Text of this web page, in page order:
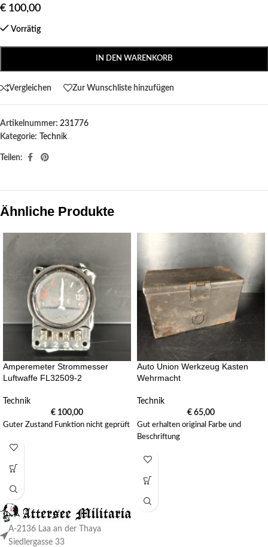
€ 100,00
Vorrätig
IN DEN WARENKORB
Vergleichen Zur Wunschliste hinzufügen
Artikelnummer: 231776
Kategorie:
Technik
Teilen:
Ähnliche Produkte
Amperemeter Strommesser
Luftwaffe FL32509-2
Technik
€ 100,00
Guter Zustand Funktion nicht geprüft
Auto Union Werkzeug Kasten
Wehrmacht
Technik
€ 65,00
Gut erhalten original Farbe und
Beschriftung
A-2136 Laa an der Thaya
Siedlergasse 33